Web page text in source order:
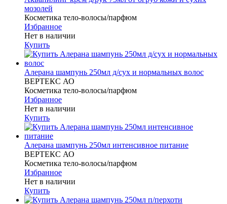
мозолей
Косметика тело-волосы/парфюм
Избранное
Нет в наличии
Купить
Алерана шампунь 250мл д/сух и нормальных волос
ВЕРТЕКС АО
Косметика тело-волосы/парфюм
Избранное
Нет в наличии
Купить
Алерана шампунь 250мл интенсивное питание
ВЕРТЕКС АО
Косметика тело-волосы/парфюм
Избранное
Нет в наличии
Купить